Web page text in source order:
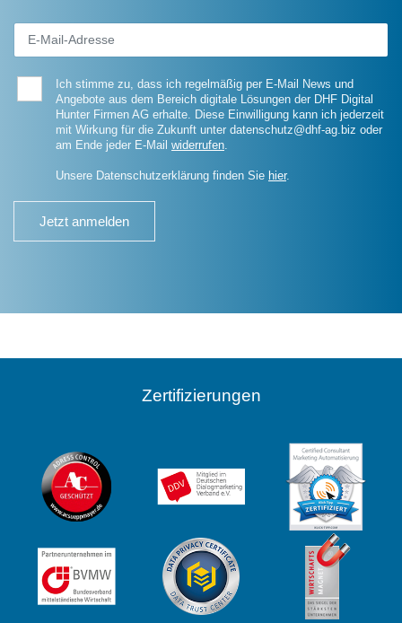
Ich stimme zu, dass ich regelmäßig per E-Mail News und
Angebote aus dem Bereich digitale Lösungen der DHF Digital
Hunter Firmen AG erhalte. Diese Einwilligung kann ich jederzeit
mit Wirkung für die Zukunft unter datenschutz@dhf-ag.biz oder
am Ende jeder E-Mail widerrufen.
Unsere Datenschutzerklärung finden Sie hier.
Jetzt anmelden
Zertifizierungen